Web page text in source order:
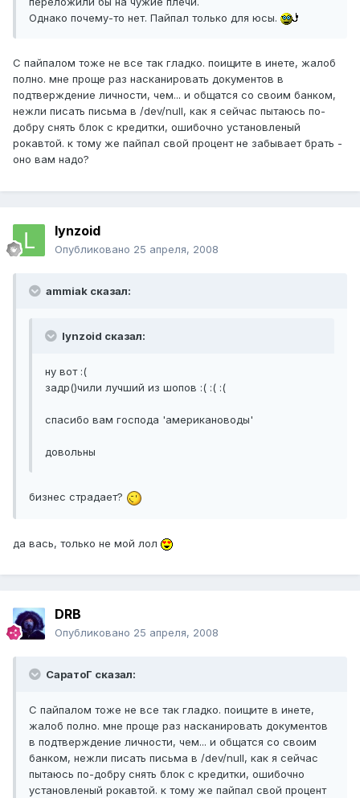
Однако почему-то нет. Пайпал только для юсы.
С пайпалом тоже не все так гладко. поищите в инете, жалоб
полно. мне проще раз насканировать документов в
подтверждение личности, чем... и общатся со своим банком,
нежли писать письма в /dev/null, как я сейчас пытаюсь по-
добру снять блок с кредитки, ошибочно установленый
рокавтой. к тому же пайпал свой процент не забывает брать -
оно вам надо?
lynzoid
Опубликовано 25 апреля, 2008
ammiak сказал:
lynzoid сказал:
ну вот :(
задр()чили лучший из шопов :( :( :(
спасибо вам господа 'американоводы'
довольны
бизнес страдает?
да вась, только не мой лол
DRB
Опубликовано 25 апреля, 2008
СаратоГ сказал:
С пайпалом тоже не все так гладко. поищите в инете,
жалоб полно. мне проще раз насканировать документов
в подтверждение личности, чем... и общатся со своим
банком, нежли писать письма в /dev/null, как я сейчас
пытаюсь по-добру снять блок с кредитки, ошибочно
установленый рокавтой. к тому же пайпал свой процент